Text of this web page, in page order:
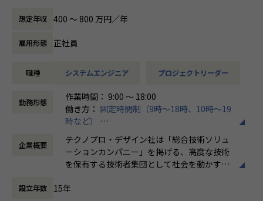
を用いた製品・装置等の機構・筐体設計、及び解析業務など
の開発業務に従事していただきます。
例えば、、、
・【医療機器】樹脂成形部品の設計開発業務
め
会社についての詳細
当社は、約8,500名のエンジニアの現場力と技術コンサルテ
ィングを融合し、課題解決から価値創造までを一貫して支援
する総合技術ソリューションカンパニーです。
ど幅広い業界において、多様なプロジェクトからエンジニア
想定年収 400 〜 800 万円／年
雇用形態 正社員
職種 システムエンジニア プロジェクトリーダー
勤務形態
作業時間： 9:00 ～ 18:00
働き方： 固定時間制（9時～18時、10時～19
時など）
時間外労働の有無： 有（月平均20時間）
休憩時間： 60分
企業概要
テクノプロ・デザイン社は「総合技術ソリュ
ーションカンパニー」を掲げる、高度な技術
を保有する技術者集団として社会を動かすこ
設立年数 15年